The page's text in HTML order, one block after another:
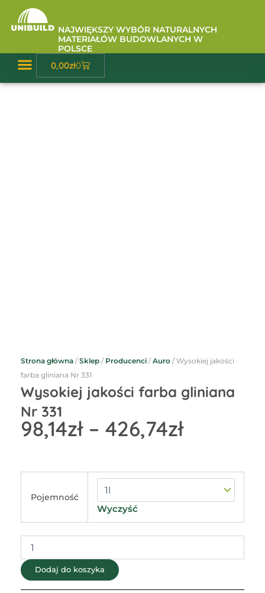
Przejdź
NAJWIĘKSZY WYBÓR NATURALNYCH
MATERIAŁÓW BUDOWLANYCH W
POLSCE
0,00zł0
Wózek
Strona główna /Sklep / Producenci /Auro / Wysokiej jakości
farba gliniana Nr 331
Wysokiej jakości farba gliniana
Nr 331
98,14zł – 426,74złZakres
98,14zł
do
426,74zł
Pojemność
Wyczyść
jakości
gliniana
Nr
331
Dodaj do koszyka